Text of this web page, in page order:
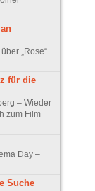
„Rose“
für die
– Wieder
zum Film
Day –
Suche